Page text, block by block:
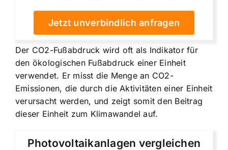
Jetzt unverbindlich anfragen
Der CO2-Fußabdruck wird oft als Indikator für
den ökologischen Fußabdruck einer Einheit
verwendet. Er misst die Menge an CO2-
Emissionen, die durch die Aktivitäten einer Einheit
verursacht werden, und zeigt somit den Beitrag
dieser Einheit zum Klimawandel auf.
Photovoltaikanlagen vergleichen